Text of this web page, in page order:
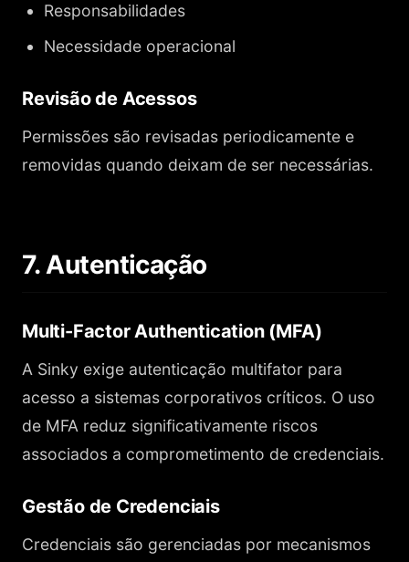
Responsabilidades
Necessidade operacional
Revisão de Acessos
Permissões são revisadas periodicamente e
removidas quando deixam de ser necessárias.
7. Autenticação
Multi-Factor Authentication (MFA)
A Sinky exige autenticação multifator para
acesso a sistemas corporativos críticos. O uso
de MFA reduz significativamente riscos
associados a comprometimento de credenciais.
Gestão de Credenciais
Credenciais são gerenciadas por mecanismos